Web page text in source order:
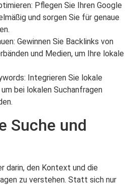
Pflegen Sie Ihren Google
und sorgen Sie für genaue
Gewinnen Sie Backlinks von
und Medien, um Ihre lokale
Integrieren Sie lokale
bei lokalen Suchanfragen
Suche und
darin, den Kontext und die
zu verstehen. Statt sich nur